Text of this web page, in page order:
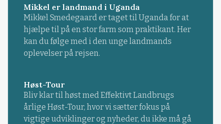
Mikkel er landmand i Uganda
Mikkel Smedegaard er taget til Uganda for at
hjælpe til på en stor farm som praktikant. Her
kan du følge med i den unge landmands
oplevelser på rejsen.
Høst-Tour
Bliv klar til høst med Effektivt Landbrugs
årlige Høst-Tour, hvor vi sætter fokus på
vigtige udviklinger og nyheder, du ikke må gå